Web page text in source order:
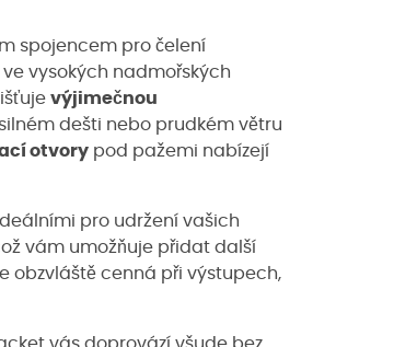
spojencem pro čelení
vysokých nadmořských
výjimečnou
dešti nebo prudkém větru
otvory pod pažemi nabízejí
pro udržení vašich
vám umožňuje přidat další
obzvláště cenná při výstupech,